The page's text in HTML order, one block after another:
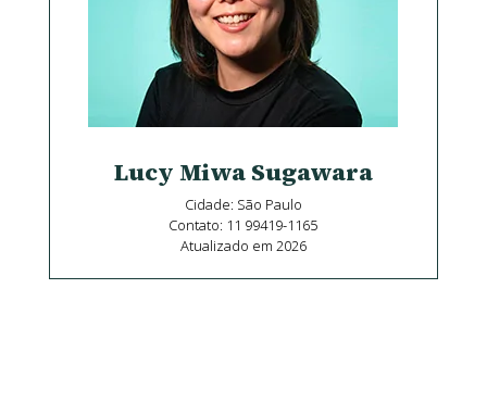
Lucy Miwa Sugawara
Cidade: São Paulo
Contato: 11 99419-1165
Atualizado em 2026